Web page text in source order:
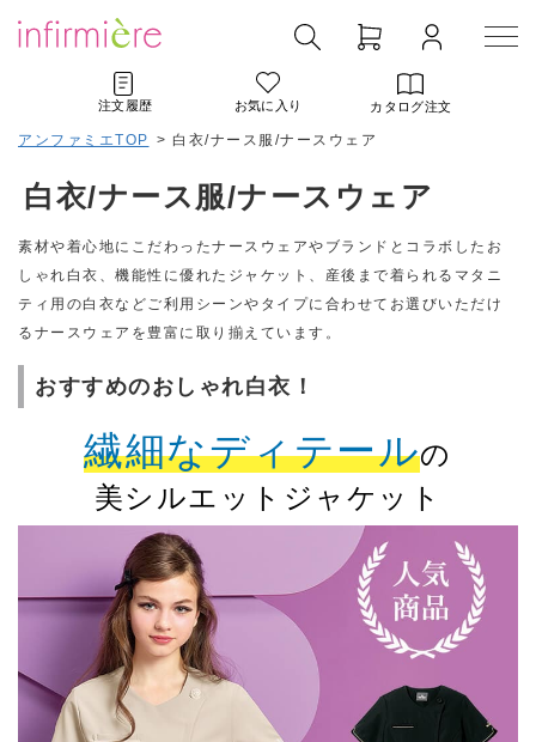
注文履歴 お気に入り カタログ注文
アンファミエTOP > 白衣/ナース服/ナースウェア
白衣/ナース服/ナースウェア
素材や着心地にこだわったナースウェアやブランドとコラボしたお
しゃれ白衣、機能性に優れたジャケット、産後まで着られるマタニ
ティ用の白衣などご利用シーンやタイプに合わせてお選びいただけ
るナースウェアを豊富に取り揃えています。
おすすめのおしゃれ白衣！
繊細なディテールの
美シルエットジャケット